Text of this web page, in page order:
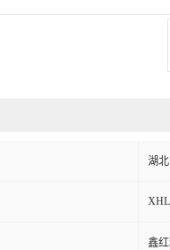
湖北
鑫红